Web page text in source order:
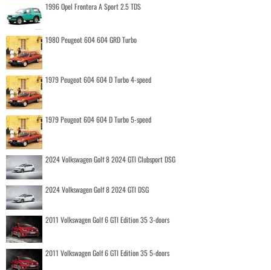
1996 Opel Frontera A Sport 2.5 TDS
1980 Peugeot 604 604 GRD Turbo
1979 Peugeot 604 604 D Turbo 4-speed
1979 Peugeot 604 604 D Turbo 5-speed
2024 Volkswagen Golf 8 2024 GTI Clubsport DSG
2024 Volkswagen Golf 8 2024 GTI DSG
2011 Volkswagen Golf 6 GTI Edition 35 3-doors
2011 Volkswagen Golf 6 GTI Edition 35 5-doors